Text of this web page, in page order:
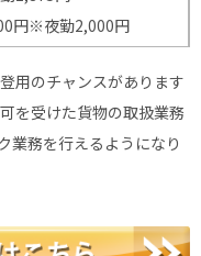
円※夜勤2,000円
用のチャンスがあります
を受けた貨物の取扱業務
業務を行えるようになり